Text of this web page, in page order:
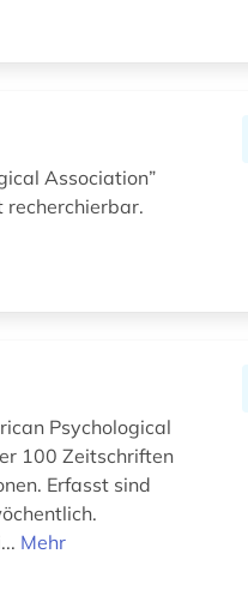
Association”
recherchierbar.
Psychological
100 Zeitschriften
Erfasst sind
Mehr